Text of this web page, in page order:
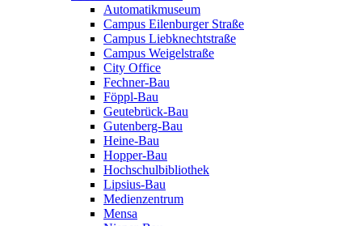
Automatikmuseum
Campus Eilenburger Straße
Campus Liebknechtstraße
Campus Weigelstraße
City Office
Fechner-Bau
Föppl-Bau
Geutebrück-Bau
Gutenberg-Bau
Heine-Bau
Hopper-Bau
Hochschulbibliothek
Lipsius-Bau
Medienzentrum
Mensa